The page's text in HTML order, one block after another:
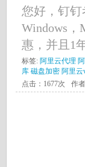
您好，钉
Windows
惠，并且1
标签: 阿里云代理
库 磁盘加密 阿里云
点击：1677次
作者